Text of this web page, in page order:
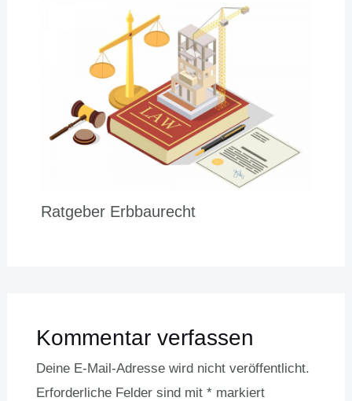
Ratgeber Erbbaurecht
Kommentar verfassen
Deine E-Mail-Adresse wird nicht veröffentlicht.
Erforderliche Felder sind mit *markiert